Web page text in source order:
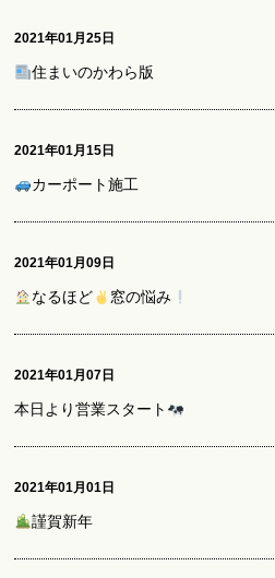
2021年01月25日
住まいのかわら版
2021年01月15日
カーポート施工
2021年01月09日
なるほど 窓の悩み
2021年01月07日
本日より営業スタート
2021年01月01日
謹賀新年